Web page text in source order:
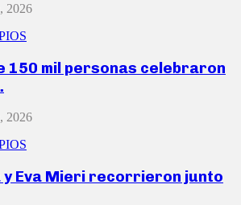
2026
150 mil personas celebraron
2026
y Eva Mieri recorrieron junto